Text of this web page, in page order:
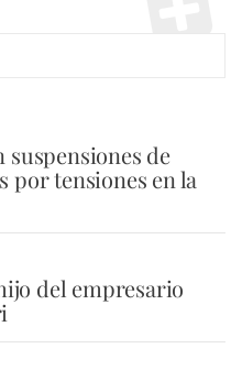
suspensiones de
por tensiones en la
del empresario